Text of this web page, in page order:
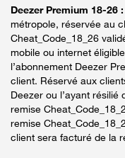
Deezer Premium 18-26 :
métropole, réservée au
Cheat_Code_18_26
mobile ou internet
l’abonnement Deezer
client. Réservé aux
Deezer ou l’ayant
remise
remise
client sera facturé de la